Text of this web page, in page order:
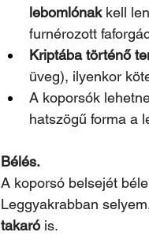
lebomlónak kell
furnérozott
Kriptába történő
üveg), ilyenkor
A koporsók
hatszögű forma a
Bélés.
A koporsó belsejét
Leggyakrabban
takaró is.